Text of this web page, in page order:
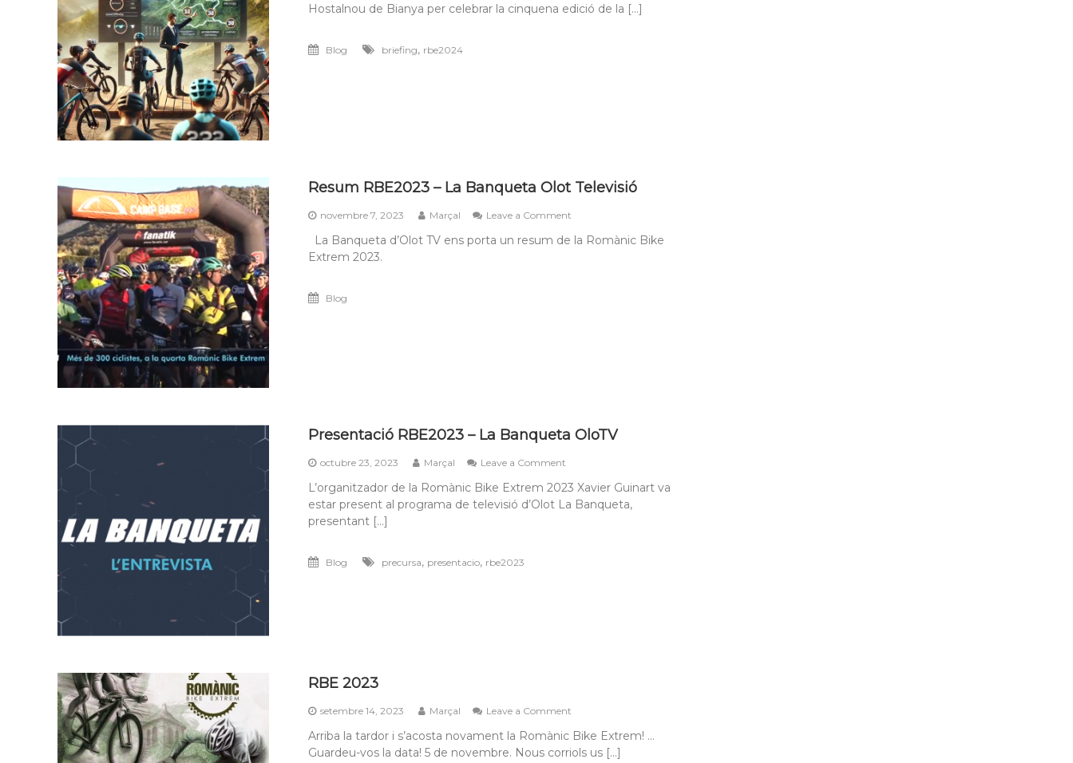
Hostalnou de Bianya per celebrar la cinquena edició de la […]
Blog briefing, rbe2024
Resum RBE2023 – La Banqueta Olot Televisió
novembre 7, 2023 Marçal Leave a Comment
RBE2023
La Banqueta d’Olot TV ens porta un resum de la Romànic Bike
Extrem 2023.
Blog
Presentació RBE2023 – La Banqueta OloTV
octubre 23, 2023 Marçal Leave a Comment
RBE2023
–
L’organitzador de la Romànic Bike Extrem 2023 Xavier Guinart va
estar present al programa de televisió d’Olot La Banqueta,
presentant […]
Blog precursa, presentacio, rbe2023
RBE 2023
setembre 14, 2023 Marçal Leave a Comment
2023
Arriba la tardor i s’acosta novament la Romànic Bike Extrem! …
Guardeu-vos la data! 5 de novembre. Nous corriols us […]